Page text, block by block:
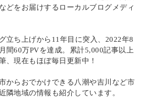
どをお届けするローカルブログメディ
立ち上げから11年目に突入、2022年8
間60万PVを達成。累計5,000記事以上
、現在もほぼ毎日更新中！
からおでかけできる八潮や吉川など市
隣地域の情報も紹介しています。